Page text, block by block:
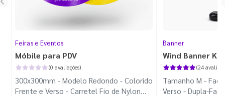
Feiras e Eventos
Móbile para PDV
(0 avaliações)
300x300mm - Modelo Redondo - Colorido
Frente e Verso - Carretel Fio de Nylon
Banner
Wind Banner
(24
Tamanho M -
Verso - Dupla-